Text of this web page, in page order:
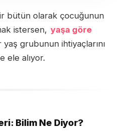
bütün olarak çocuğunun
istersen, yaşa göre
yaş grubunun ihtiyaçlarını
ele alıyor.
Bilim Ne Diyor?